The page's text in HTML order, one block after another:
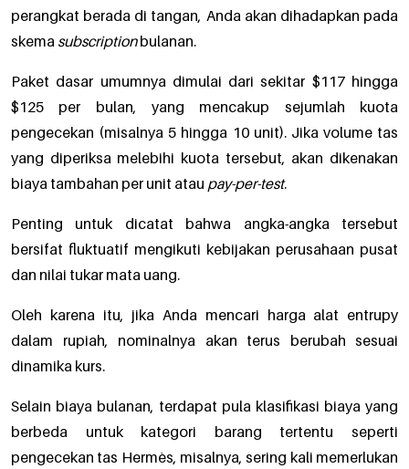
perangkat berada di tangan, Anda akan dihadapkan pada
skema subscriptionbulanan.
Paket dasar umumnya dimulai dari sekitar $117 hingga
$125 per bulan, yang mencakup sejumlah kuota
pengecekan (misalnya 5 hingga 10 unit). Jika volume tas
yang diperiksa melebihi kuota tersebut, akan dikenakan
biaya tambahan per unit atau pay-per-test.
Penting untuk dicatat bahwa angka-angka tersebut
bersifat fluktuatif mengikuti kebijakan perusahaan pusat
dan nilai tukar mata uang.
Oleh karena itu, jika Anda mencari harga alat entrupy
dalam rupiah, nominalnya akan terus berubah sesuai
dinamika kurs.
Selain biaya bulanan, terdapat pula klasifikasi biaya yang
berbeda untuk kategori barang tertentu seperti
pengecekan tas Hermès, misalnya, sering kali memerlukan